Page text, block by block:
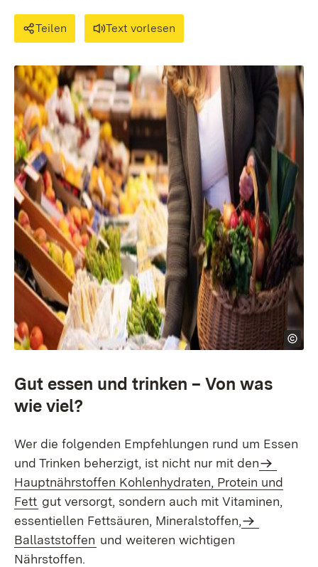
Teilen Text vorlesen
Gut essen und trinken – Von was
wie viel?
Wer die folgenden Empfehlungen rund um Essen
und Trinken beherzigt, ist nicht nur mit den
Hauptnährstoffen Kohlenhydraten, Protein und
Fett gut versorgt, sondern auch mit Vitaminen,
essentiellen Fettsäuren, Mineralstoffen,
Ballaststoffen und weiteren wichtigen
Nährstoffen.